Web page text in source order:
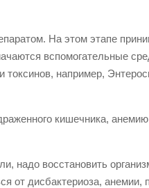
На этом этапе
вспомогательные
например,
кишечника, анемию
надо восстановить
от дисбактериоза, анемии,